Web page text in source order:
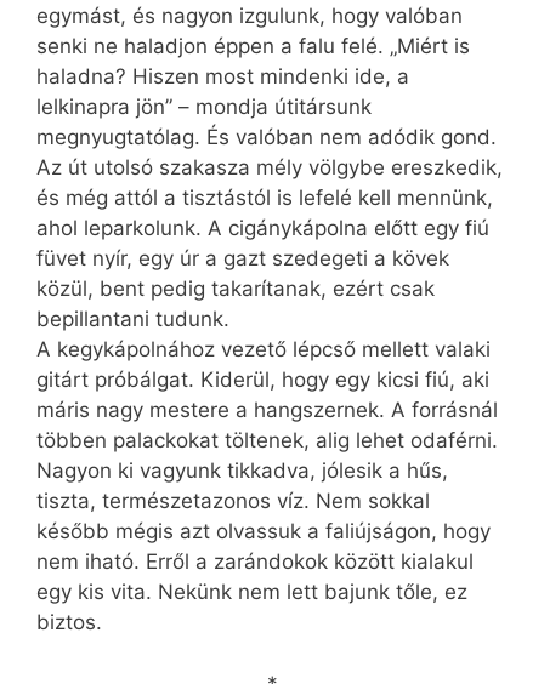
egymást, és nagyon izgulunk, hogy valóban
senki ne haladjon éppen a falu felé. „Miért is
haladna? Hiszen most mindenki ide, a
lelkinapra jön” – mondja útitársunk
megnyugtatólag. És valóban nem adódik gond.
Az út utolsó szakasza mély völgybe ereszkedik,
és még attól a tisztástól is lefelé kell mennünk,
ahol leparkolunk. A cigánykápolna előtt egy fiú
füvet nyír, egy úr a gazt szedegeti a kövek
közül, bent pedig takarítanak, ezért csak
bepillantani tudunk.
A kegykápolnához vezető lépcső mellett valaki
gitárt próbálgat. Kiderül, hogy egy kicsi fiú, aki
máris nagy mestere a hangszernek. A forrásnál
többen palackokat töltenek, alig lehet odaférni.
Nagyon ki vagyunk tikkadva, jólesik a hűs,
tiszta, természetazonos víz. Nem sokkal
később mégis azt olvassuk a faliújságon, hogy
nem iható. Erről a zarándokok között kialakul
egy kis vita. Nekünk nem lett bajunk tőle, ez
biztos.